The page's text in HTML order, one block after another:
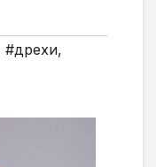
#дрехи,